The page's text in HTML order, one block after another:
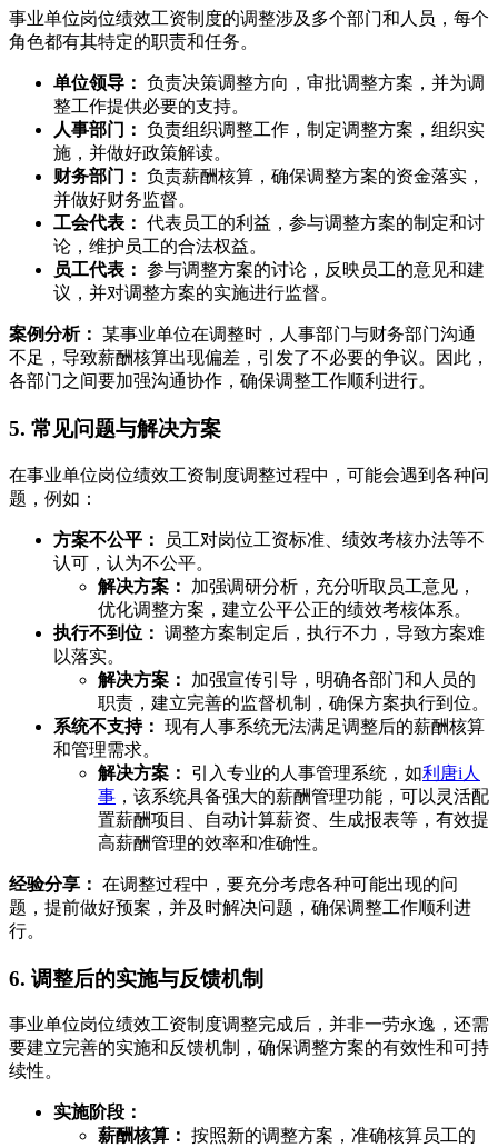
事业单位岗位绩效工资制度的调整涉及多个部门和人员，每个
角色都有其特定的职责和任务。
单位领导： 负责决策调整方向，审批调整方案，并为调
整工作提供必要的支持。
人事部门： 负责组织调整工作，制定调整方案，组织实
施，并做好政策解读。
财务部门： 负责薪酬核算，确保调整方案的资金落实，
并做好财务监督。
工会代表： 代表员工的利益，参与调整方案的制定和讨
论，维护员工的合法权益。
员工代表： 参与调整方案的讨论，反映员工的意见和建
议，并对调整方案的实施进行监督。
案例分析： 某事业单位在调整时，人事部门与财务部门沟通
不足，导致薪酬核算出现偏差，引发了不必要的争议。因此，
各部门之间要加强沟通协作，确保调整工作顺利进行。
5. 常见问题与解决方案
在事业单位岗位绩效工资制度调整过程中，可能会遇到各种问
题，例如：
方案不公平：
员工对岗位工资标准、绩效考核办法等不
认可，认为不公平。
解决方案：
加强调研分析，充分听取员工意见，
优化调整方案，建立公平公正的绩效考核体系。
执行不到位： 调整方案制定后，执行不力，导致方案难
以落实。
解决方案：
加强宣传引导，明确各部门和人员的
职责，建立完善的监督机制，确保方案执行到位。
系统不支持： 现有人事系统无法满足调整后的薪酬核算
和管理需求。
解决方案：
引入专业的人事管理系统，如利唐i人
事 ，该系统具备强大的薪酬管理功能，可以灵活配
置薪酬项目、自动计算薪资、生成报表等，有效提
高薪酬管理的效率和准确性。
经验分享： 在调整过程中，要充分考虑各种可能出现的问
题，提前做好预案，并及时解决问题，确保调整工作顺利进
行。
6. 调整后的实施与反馈机制
事业单位岗位绩效工资制度调整完成后，并非一劳永逸，还需
要建立完善的实施和反馈机制，确保调整方案的有效性和可持
续性。
实施阶段：
薪酬核算： 按照新的调整方案，准确核算员工的